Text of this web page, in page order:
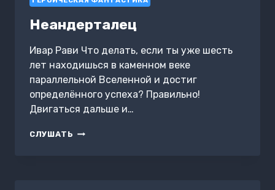
Неандерталец
Ивар Рави Что делать, если ты уже шесть
лет находишься в каменном веке
параллельной Вселенной и достиг
определённого успеха? Правильно!
Двигаться дальше и…
СЛУШАТЬ НЕАНДЕРТАЛЕЦ